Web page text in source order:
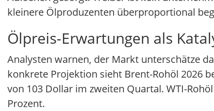
kleinere Ölproduzenten überproportional
Ölpreis-Erwartungen als
Analysten warnen, der Markt unterschätze
konkrete Projektion sieht Brent-Rohöl 2026
von 103 Dollar im zweiten Quartal. WTI-
Prozent.